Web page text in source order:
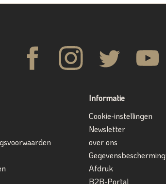
Informatie
Cookie-instellingen
Newsletter
over ons
Gegevensbescherming
Afdruk
B2B-Portal